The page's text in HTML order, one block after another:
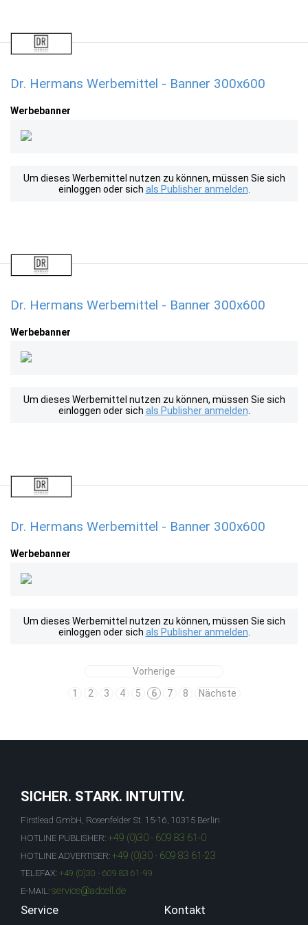
Dr. Hermans Werbemittel - Banner 300x600
Werbebanner
Um dieses Werbemittel nutzen zu können, müssen Sie sich
einloggen oder sich als Publisher anmelden
Dr. Hermans Werbemittel - Banner 300x600
Werbebanner
Um dieses Werbemittel nutzen zu können, müssen Sie sich
einloggen oder sich als Publisher anmelden
Dr. Hermans Werbemittel - Banner 300x600
Werbebanner
Um dieses Werbemittel nutzen zu können, müssen Sie sich
einloggen oder sich als Publisher anmelden
Vorherige
1
2 3 4 5 6 7 8 Nächste
SICHER. STARK. INTUITIV.
Firstlead GmbH, Rosenfelder St. 15-16, 10315 Berlin
HOTLINE PUBLISHER: +49 (0)30 - 609 83 61-0
HOTLINE ADVERTISER: +49 (0)30 - 609 83 61-23
TELEFAX: +49 (0)30 - 609 83 61-99
E-MAIL: service@adcell.de
Service Kontakt